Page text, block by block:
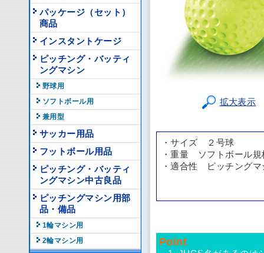
パッケージ（セット）
商品
インスタントケージ
ピッチング・バッティ
ングマシン
野球用
ソフトボール用
兼用型
サッカー用品
フットボール用品
ピッチング・バッティ
ングマシン中古良品
ピッチングマシン用部
品・備品
1輪マシン用
2輪マシン用
拡大表示
・サイズ ２号球
・重量 ソフトボール規
・適合性 ピッチングマ
Point